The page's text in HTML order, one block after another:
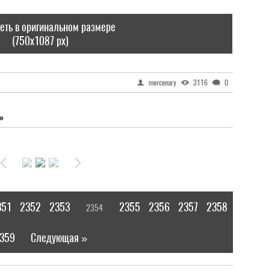
в оригинальном размере
(750x1087 px)
mercenary 3116 0
2352 2353 2354 2355 2356 2357 2358
Следующая »